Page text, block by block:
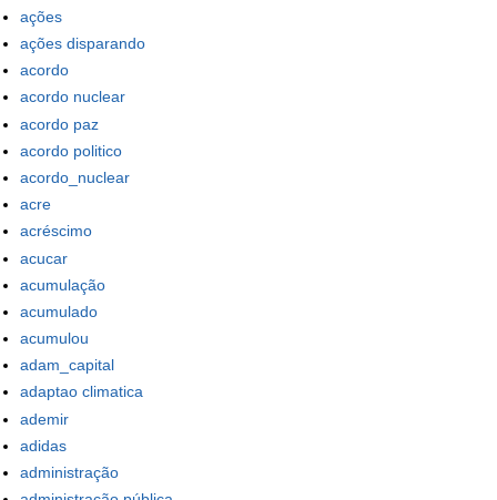
ações
ações disparando
acordo
acordo nuclear
acordo paz
acordo politico
acordo_nuclear
acre
acréscimo
acucar
acumulação
acumulado
acumulou
adam_capital
adaptao climatica
ademir
adidas
administração